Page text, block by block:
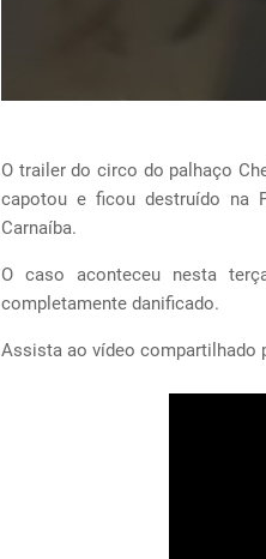
O trailer do circo do palhaço
capotou e ficou destruído na
Carnaíba.
O caso aconteceu nesta
completamente danificado.
Assista ao vídeo compartilhado